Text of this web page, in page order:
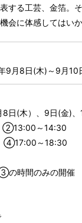
する工芸、金箔。
会に体感してはいか
9月8日(木)～9月10
日(木）、9日(金)、
～14:30
～18:30
時間のみの開催